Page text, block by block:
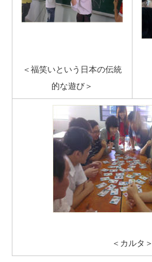
＜福笑いという日本の伝統
的な遊び＞
＜カルタ＞